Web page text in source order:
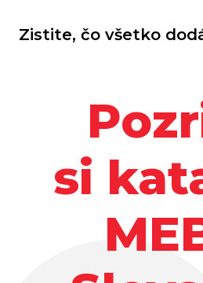
Zistite, čo všetko
si